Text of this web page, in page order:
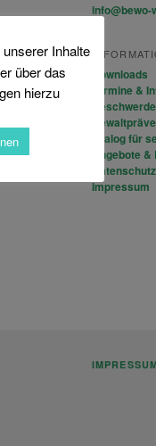
Downloads
Termine &
Trialog für
Angebote
Datenschutz
Impressum
Inhalte
über das
hierzu